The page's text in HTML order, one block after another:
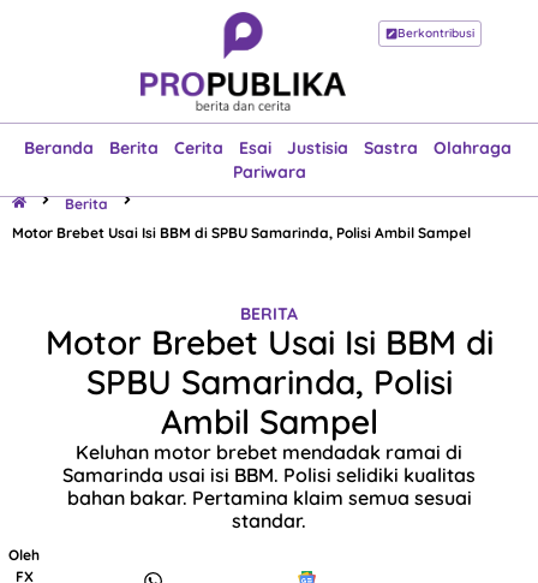
Berkontribusi
Beranda Berita Cerita Esai Justisia Sastra
Olahraga
Pariwara
Beranda
Esai
Justisia
Sastra
Olahraga
Pariwara
Berita
Motor Brebet Usai Isi BBM di SPBU Samarinda, Polisi Ambil Sampel
BERITA
Motor Brebet Usai Isi BBM di
SPBU Samarinda, Polisi
Ambil Sampel
Keluhan motor brebet mendadak ramai di
Samarinda usai isi BBM. Polisi selidiki kualitas
bahan bakar. Pertamina klaim semua sesuai
standar.
Oleh
FX